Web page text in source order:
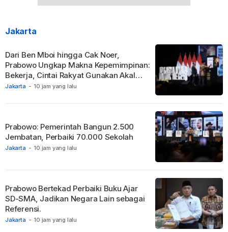
Jakarta
Jakarta - 10 jam yang lalu
Dari Ben Mboi hingga Cak Noer,
Prabowo Ungkap Makna Kepemimpinan:
Bekerja, Cintai Rakyat Gunakan Akal
Sehat.
Jakarta - 10 jam yang lalu
Prabowo: Pemerintah Bangun 2.500
Jembatan, Perbaiki 70.000 Sekolah
Jakarta - 10 jam yang lalu
Prabowo Bertekad Perbaiki Buku Ajar
SD-SMA, Jadikan Negara Lain sebagai
Referensi.